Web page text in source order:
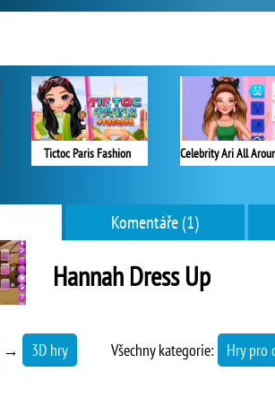
Tictoc Paris Fashion
Komentáře (1)
Hannah Dress Up
→ 3D hry Všechny kategorie: Hry pro